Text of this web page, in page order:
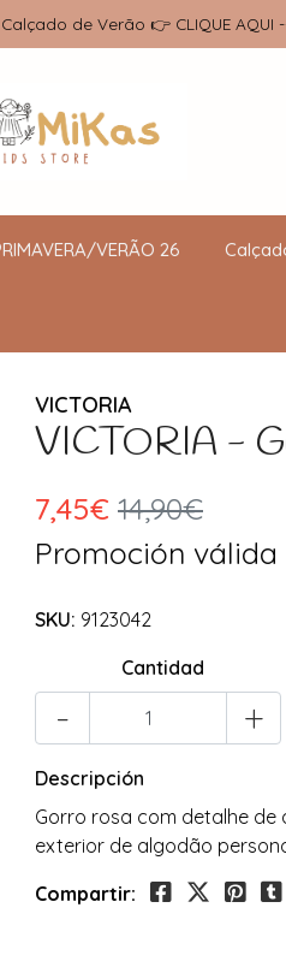
de Verão 👉 CLIQUE AQUI
VERÃO 26
VICTORIA
VICTORIA -
7,45€ 14,90€
Promoción válida
SKU: 9123042
Cantidad
- +
Descripción
Gorro rosa com detalhe de
exterior de algodão
Compartir: